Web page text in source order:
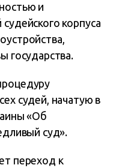
и
корпуса
государства.
судей, начатую в
«Об
суд».
переход к